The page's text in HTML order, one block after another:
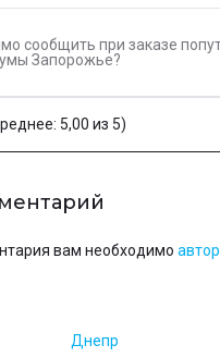
Днепр
сообщить при заказе
Запорожье?
5,00 из 5)
вам необходимо